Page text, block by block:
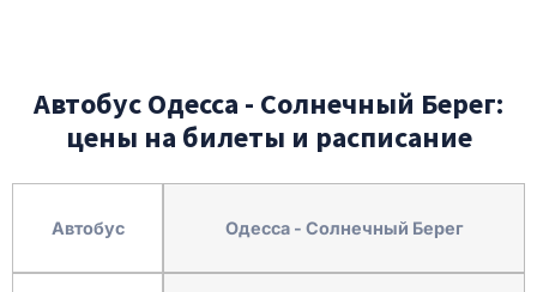
Автобус Одесса - Солнечный Берег:
цены на билеты и расписание
Автобус Одесса - Солнечный Берег